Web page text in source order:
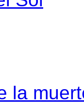
la